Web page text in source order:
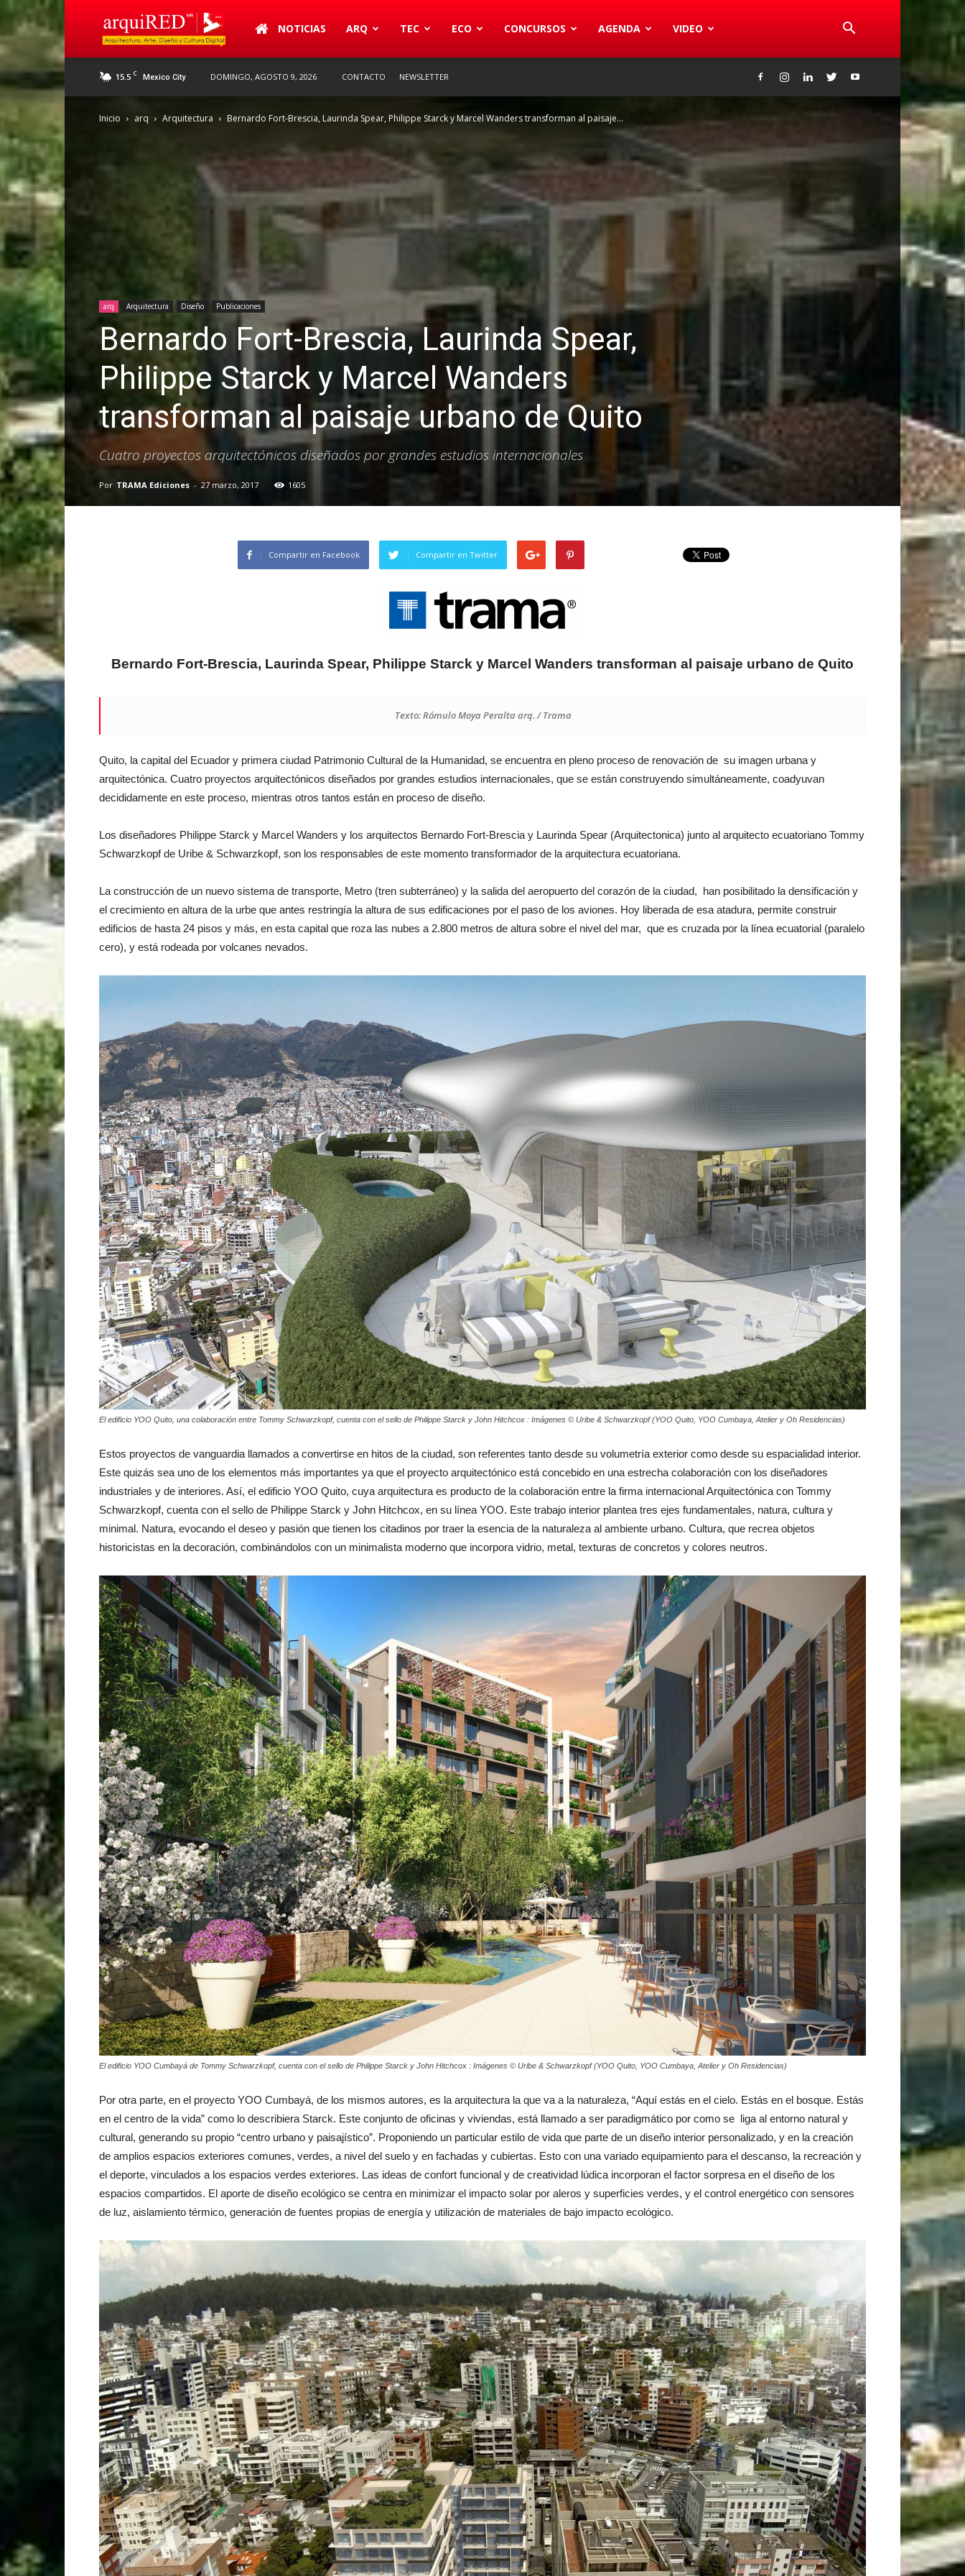
arquiREDNOTICIAS ARQ TEC ECO CONCURSOS AGENDA VIDEO
15.5 C Mexico City DOMINGO, AGOSTO 9, 2026 CONTACTO NEWSLETTER
Inicio arq Arquitectura Bernardo Fort-Brescia, Laurinda Spear, Philippe Starck y Marcel Wanders transforman al paisaje...
arq Arquitectura Diseño Publicaciones
Bernardo Fort-Brescia, Laurinda Spear,
Philippe Starck y Marcel Wanders
transforman al paisaje urbano de Quito
Cuatro proyectos arquitectónicos diseñados por grandes estudios internacionales
Por TRAMA Ediciones - 27 marzo, 2017 1605
Compartir en Facebook Compartir en Twitter
Bernardo Fort-Brescia, Laurinda Spear, Philippe Starck y Marcel Wanders transforman al paisaje urbano de Quito
Texto: Rómulo Moya Peralta arq. / Trama
Quito, la capital del Ecuador y primera ciudad Patrimonio Cultural de la Humanidad, se encuentra en pleno proceso de renovación de su imagen urbana y
arquitectónica. Cuatro proyectos arquitectónicos diseñados por grandes estudios internacionales, que se están construyendo simultáneamente, coadyuvan
decididamente en este proceso, mientras otros tantos están en proceso de diseño.
Los diseñadores Philippe Starck y Marcel Wanders y los arquitectos Bernardo Fort-Brescia y Laurinda Spear (Arquitectonica) junto al arquitecto ecuatoriano Tommy
Schwarzkopf de Uribe & Schwarzkopf, son los responsables de este momento transformador de la arquitectura ecuatoriana.
La construcción de un nuevo sistema de transporte, Metro (tren subterráneo) y la salida del aeropuerto del corazón de la ciudad, han posibilitado la densificación y
el crecimiento en altura de la urbe que antes restringía la altura de sus edificaciones por el paso de los aviones. Hoy liberada de esa atadura, permite construir
edificios de hasta 24 pisos y más, en esta capital que roza las nubes a 2.800 metros de altura sobre el nivel del mar, que es cruzada por la línea ecuatorial (paralelo
cero), y está rodeada por volcanes nevados.
El edificio YOO Quito, una colaboración entre Tommy Schwarzkopf, cuenta con el sello de Philippe Starck y John Hitchcox : Imágenes © Uribe & Schwarzkopf (YOO Quito, YOO Cumbaya, Atelier y Oh Residencias)
Estos proyectos de vanguardia llamados a convertirse en hitos de la ciudad, son referentes tanto desde su volumetría exterior como desde su espacialidad interior.
Este quizás sea uno de los elementos más importantes ya que el proyecto arquitectónico está concebido en una estrecha colaboración con los diseñadores
industriales y de interiores. Así, el edificio YOO Quito, cuya arquitectura es producto de la colaboración entre la firma internacional Arquitectónica con Tommy
Schwarzkopf, cuenta con el sello de Philippe Starck y John Hitchcox, en su línea YOO. Este trabajo interior plantea tres ejes fundamentales, natura, cultura y
minimal. Natura, evocando el deseo y pasión que tienen los citadinos por traer la esencia de la naturaleza al ambiente urbano. Cultura, que recrea objetos
historicistas en la decoración, combinándolos con un minimalista moderno que incorpora vidrio, metal, texturas de concretos y colores neutros.
El edificio YOO Cumbayá de Tommy Schwarzkopf, cuenta con el sello de Philippe Starck y John Hitchcox : Imágenes © Uribe & Schwarzkopf (YOO Quito, YOO Cumbaya, Atelier y Oh Residencias)
Por otra parte, en el proyecto YOO Cumbayá, de los mismos autores, es la arquitectura la que va a la naturaleza, “Aquí estás en el cielo. Estás en el bosque. Estás
en el centro de la vida” como lo describiera Starck. Este conjunto de oficinas y viviendas, está llamado a ser paradigmático por como se liga al entorno natural y
cultural, generando su propio “centro urbano y paisajístico”. Proponiendo un particular estilo de vida que parte de un diseño interior personalizado, y en la creación
de amplios espacios exteriores comunes, verdes, a nivel del suelo y en fachadas y cubiertas. Esto con una variado equipamiento para el descanso, la recreación y
el deporte, vinculados a los espacios verdes exteriores. Las ideas de confort funcional y de creatividad lúdica incorporan el factor sorpresa en el diseño de los
espacios compartidos. El aporte de diseño ecológico se centra en minimizar el impacto solar por aleros y superficies verdes, y el control energético con sensores
de luz, aislamiento térmico, generación de fuentes propias de energía y utilización de materiales de bajo impacto ecológico.